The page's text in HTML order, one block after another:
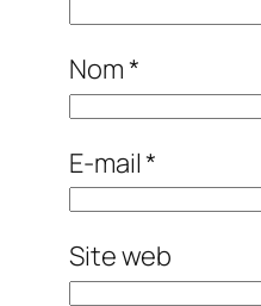
Nom*
E-mail*
Site web